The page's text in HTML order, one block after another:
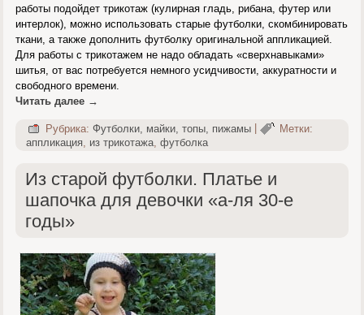
работы подойдет трикотаж (кулирная гладь, рибана, футер или
интерлок), можно использовать старые футболки, скомбинировать
ткани, а также дополнить футболку оригинальной аппликацией.
Для работы с трикотажем не надо обладать «сверхнавыками»
шитья, от вас потребуется немного усидчивости, аккуратности и
свободного времени.
Читать далее →
Рубрика: Футболки, майки, топы, пижамы |
Метки:
аппликация, из трикотажа,футболка
Из старой футболки. Платье и
шапочка для девочки «а-ля 30-е
годы»